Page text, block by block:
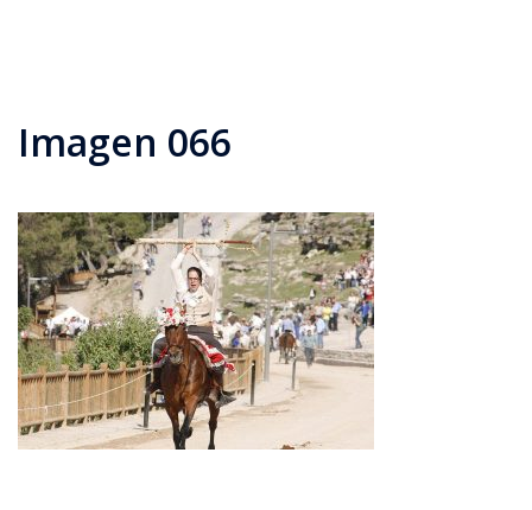
Imagen 066